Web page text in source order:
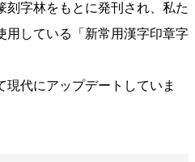
刻字林をもとに発刊され、私た
用している「新常用漢字印章字
代にアップデートしていま